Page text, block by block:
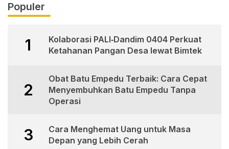
Populer
1
Kolaborasi PALI‑Dandim 0404 Perkuat
Ketahanan Pangan Desa lewat Bimtek
2
Obat Batu Empedu Terbaik: Cara Cepat
Menyembuhkan Batu Empedu Tanpa
Operasi
3
Cara Menghemat Uang untuk Masa
Depan yang Lebih Cerah